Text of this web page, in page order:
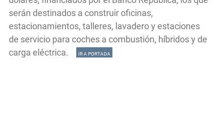
serán destinados a construir oficinas,
estacionamientos, talleres, lavadero y estaciones
de servicio para coches a combustión, híbridos y de
carga eléctrica.
IR A PORTADA